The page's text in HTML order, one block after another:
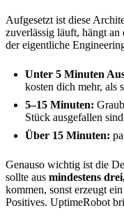
Aufgesetzt ist diese
zuverlässig läuft, hängt
der eigentliche
Unter 5 Minuten
kosten dich mehr, als
5–15 Minuten:
Stück ausgefallen
Über 15 Minuten:
Genauso wichtig ist die
sollte aus mindestens
kommen, sonst erzeugt
Positives. UptimeRobot